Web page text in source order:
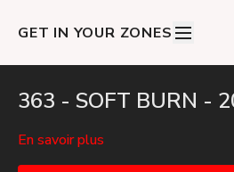
GET IN YOUR ZONES
363 - SOFT BURN -
En savoir plus